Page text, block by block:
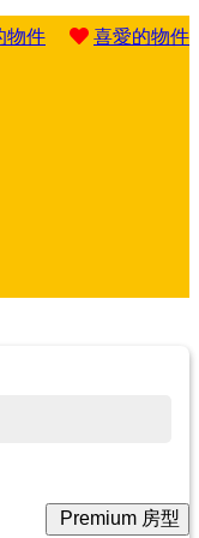
物件 喜愛的物件
Premium 房型